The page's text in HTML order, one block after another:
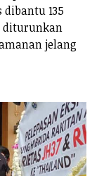
135
diturunkan
jelang